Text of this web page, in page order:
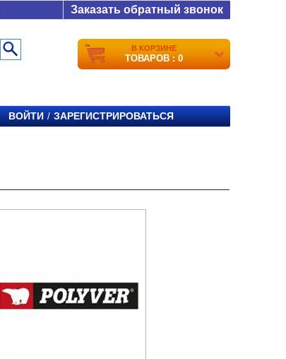
Заказать обратный звонок
В КОРЗИНЕ
ТОВАРОВ : 0
ВОЙТИ / ЗАРЕГИСТРИРОВАТЬСЯ